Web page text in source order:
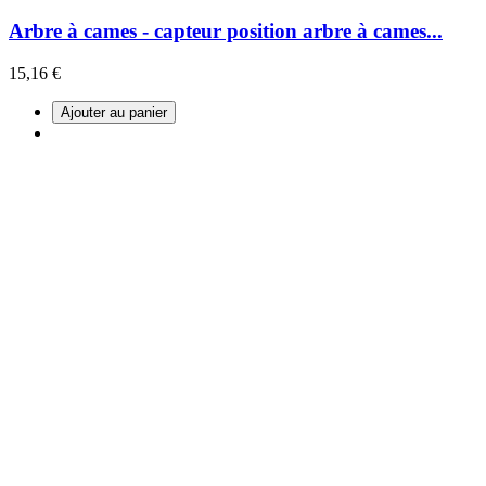
Arbre à cames - capteur position arbre à cames...
15,16 €
Ajouter au panier